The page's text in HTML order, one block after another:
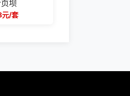
坝
元/套